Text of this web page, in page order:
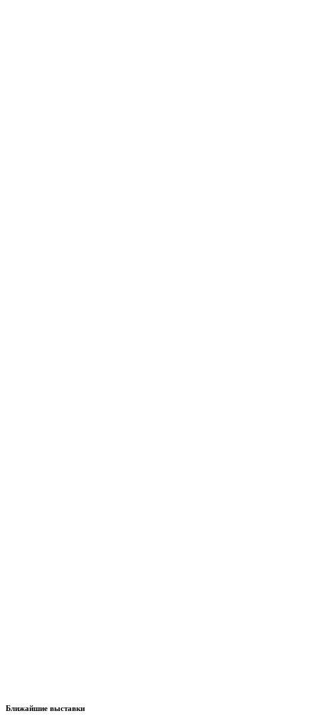
Ближайшие выставки